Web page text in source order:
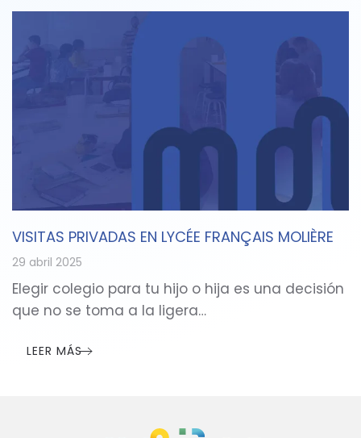
VISITAS PRIVADAS EN LYCÉE FRANÇAIS MOLIÈRE
29 abril 2025
Elegir colegio para tu hijo o hija es una decisión
que no se toma a la ligera…
LEER MÁS